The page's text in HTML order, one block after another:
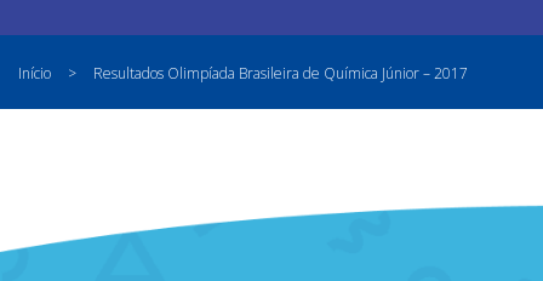
Início > Resultados Olimpíada Brasileira de Química Júnior – 2017